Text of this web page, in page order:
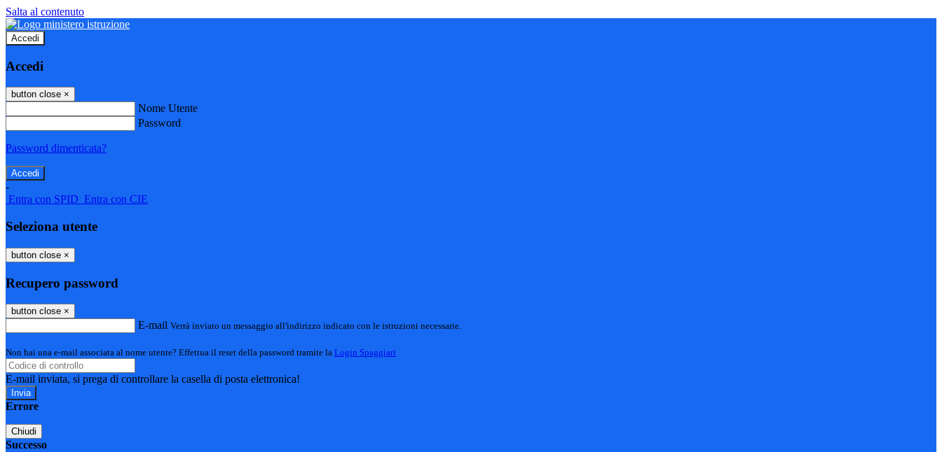
Salta al contenuto
Accedi
Accedi
button close ×
Nome Utente
Password
Password dimenticata?
-
Entra con SPID Entra con CIE
Seleziona utente
button close ×
Recupero password
button close ×
E-mail Verrà inviato un messaggio all'indirizzo indicato con le istruzioni necessarie.
Non hai una e-mail associata al nome utente? Effettua il reset della password tramite la Login Spaggiari
E-mail inviata, si prega di controllare la casella di posta elettronica!
Errore
Chiudi
Successo